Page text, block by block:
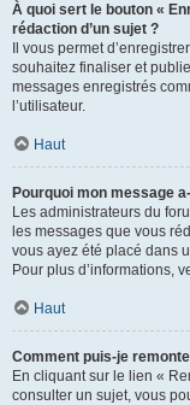
À quoi sert le bouton «
rédaction d’un sujet ?
Il vous permet
souhaitez finaliser et
messages enregistrés
l’utilisateur.
Haut
Pourquoi mon message
Les administrateurs du
les messages que vous
vous ayez été placé dans
Pour plus d’informations,
Haut
Comment puis-je
En cliquant sur le lien «
consulter un sujet, vous